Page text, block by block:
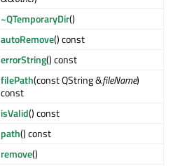
~QTemporaryDir()
autoRemove() const
errorString() const
filePath(const QString &fileName)
const
isValid() const
path() const
remove()